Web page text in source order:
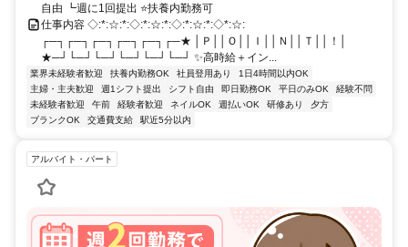
自由 ┗週に1回提出 ⭐扶養内勤務可
仕事内容 ◇:*:☆:*:◇:*:☆:*:◇:*:☆:*:◇*:☆:
┌─┐┌─┐┌─┐┌─┐┌─┐┌─★ │Ｐ││Ｏ││Ｉ││Ｎ││Ｔ││！│
★─┘└─┘└─┘└─┘└─┘└─┘ ✨高時給＋イン...
業界未経験者歓迎 扶養内勤務OK 社員登用あり
1日4時間以内OK
主婦・主夫歓迎
週1シフト提出 シフト自由 即日勤務OK 平日のみOK
経験不問
未経験者歓迎
午前 経験者歓迎 ネイルOK 週払いOK 研修あり
夕方
ブランクOK
交通費支給 駅近5分以内
アルバイト・パート